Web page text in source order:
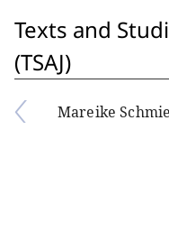
Texts and
(TSAJ)
Mareike